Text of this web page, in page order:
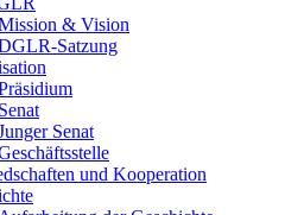
& Vision
Satzung
Senat
Senat
und Kooperation